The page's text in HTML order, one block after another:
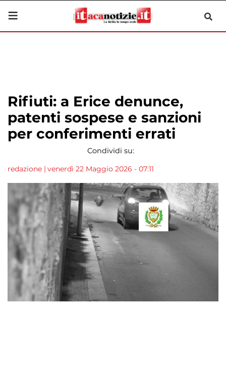
Rifiuti: a Erice denunce,
patenti sospese e sanzioni
per conferimenti errati
Condividi su:
redazione | venerdì 22 Maggio 2026 - 07:11